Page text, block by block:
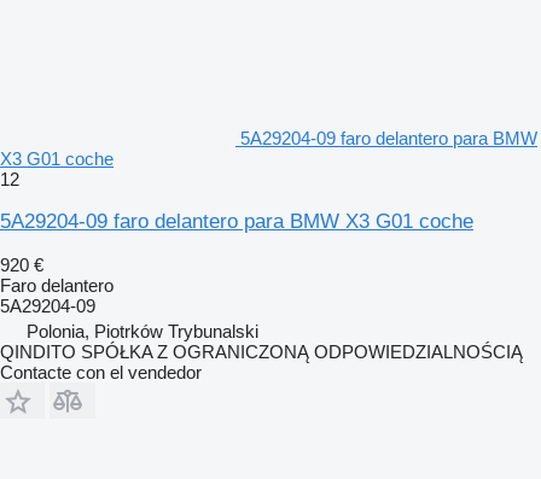
5A29204-09 faro delantero para BMW
X3 G01 coche
12
5A29204-09 faro delantero para BMW X3 G01 coche
920 €
Faro delantero
5A29204-09
Polonia, Piotrków Trybunalski
QINDITO SPÓŁKA Z OGRANICZONĄ ODPOWIEDZIALNOŚCIĄ
Contacte con el vendedor